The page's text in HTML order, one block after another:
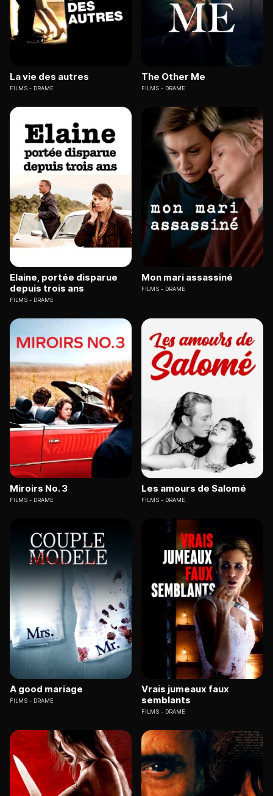
La vie des autres
FILMS DRAME
The Other Me
FILMS DRAME
Elaine, portée disparue
depuis trois ans
FILMS DRAME
Mon mari assassiné
FILMS DRAME
Miroirs No. 3
FILMS DRAME
Les amours de Salomé
FILMS DRAME
A good mariage
FILMS DRAME
Vrais jumeaux faux
semblants
FILMS DRAME